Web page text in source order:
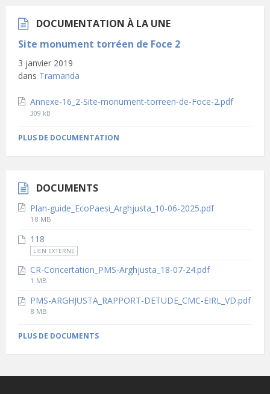
DOCUMENTATION À LA UNE
Site monument torréen de Foce 2
3 janvier 2019
dans Tramanda
Annexe-16_2-Site-monument-torreen-de-Foce-2.pdf
309 kB
PLUS DE DOCUMENTATION
DOCUMENTS
Plan-guide_EcoPaesi_Arghjusta_10-06-2025.pdf
File
18 MB
118
LIEN EXTERNE
CR-Concertation_PMS-Arghjusta_18-07-24.pdf
File
1 MB
PMS-ARGHJUSTA_RAPPORT-DETUDE_CMC-EIRL_VD.pdf
File
8 MB
PLUS DE DOCUMENTS